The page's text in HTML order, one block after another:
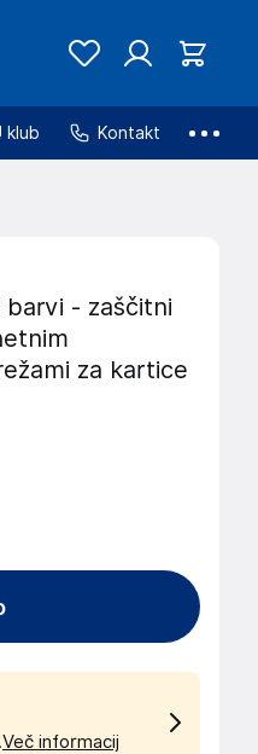
klub Kontakt
barvi - zaščitni
za kartice
Več informacij